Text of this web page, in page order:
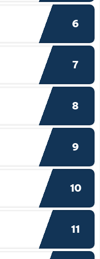
6
7
8
9
10
11